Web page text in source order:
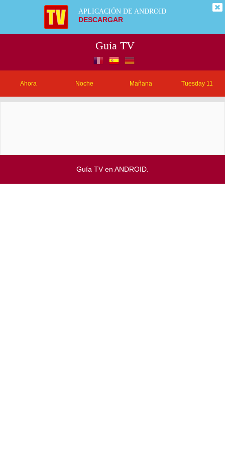
APLICACIÓN DE ANDROID
DESCARGAR
Guía TV
Ahora Noche Mañana Tuesday 11
Guía TV en ANDROID.